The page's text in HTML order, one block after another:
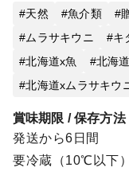
天然 魚介類
ムラサキウニ
キ
北海道x魚
北海
北海道xムラサキウ
賞味期限 / 保存方法
発送から6日間
要冷蔵（10℃以下